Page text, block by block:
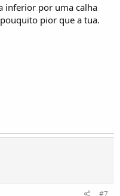
inferior por uma calha
pior que a tua.